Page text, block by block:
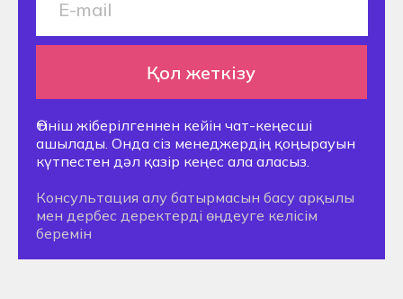
Ерте брондау 2026/2027: колледждегі
Мектепте оқып
колледжде орын
брондаңыз